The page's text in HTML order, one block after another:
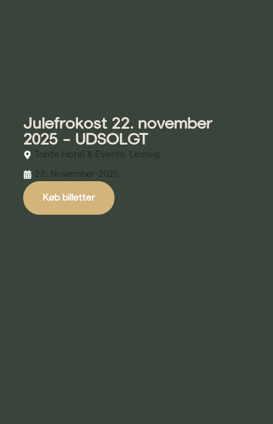
Julefrokost 22. november
2025 – UDSOLGT
Tante Hotel & Events, Lemvig
22. November 2025
Køb billetter